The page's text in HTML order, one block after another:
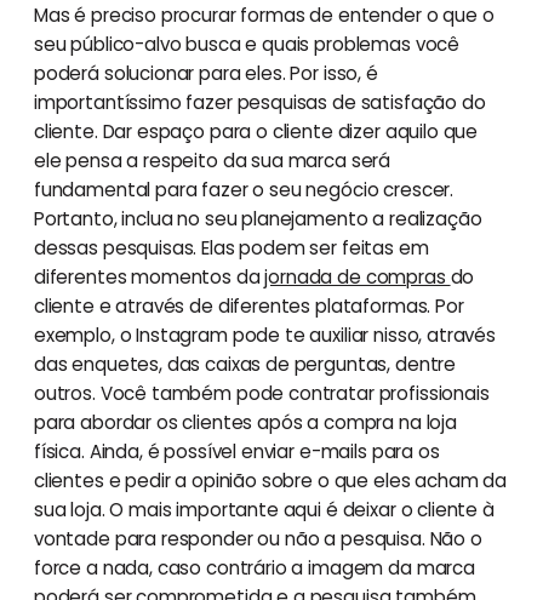
Mas é preciso procurar formas de entender o que o
seu público-alvo busca e quais problemas você
poderá solucionar para eles. Por isso, é
importantíssimo fazer pesquisas de satisfação do
cliente. Dar espaço para o cliente dizer aquilo que
ele pensa a respeito da sua marca será
fundamental para fazer o seu negócio crescer.
Portanto, inclua no seu planejamento a realização
dessas pesquisas. Elas podem ser feitas em
diferentes momentos dajornada de compras do
cliente e através de diferentes plataformas. Por
exemplo, o Instagram pode te auxiliar nisso, através
das enquetes, das caixas de perguntas, dentre
outros. Você também pode contratar profissionais
para abordar os clientes após a compra na loja
física. Ainda, é possível enviar e-mails para os
clientes e pedir a opinião sobre o que eles acham da
sua loja. O mais importante aqui é deixar o cliente à
vontade para responder ou não a pesquisa. Não o
force a nada, caso contrário a imagem da marca